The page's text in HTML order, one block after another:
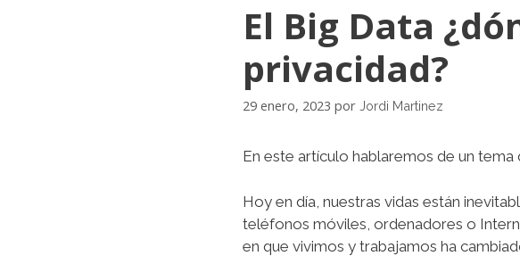
El Big Data
privacidad?
29 enero, 2023 por Jordi Martinez
En este artículo hablaremos de un
Hoy en día, nuestras vidas están
teléfonos móviles, ordenadores o
en que vivimos y trabajamos ha